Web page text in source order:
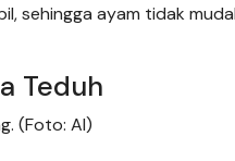
sehingga ayam tidak
Teduh
(Foto: AI)